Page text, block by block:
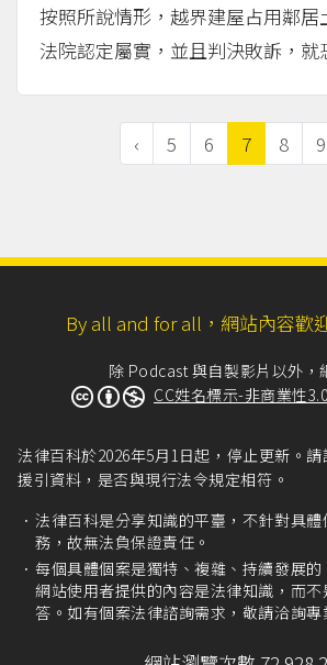
按照所說情形，越界建屋占用鄰居
法院認定屬實，並且判決敗訴，就
量賠償金額多寡而已。（more...）
‹
5 6 7 8 9
By all and for all，網站內容歡
除 Podcast 與自製影片以外，
CC姓名標示-非商業性
法律百科於2026年5月1日起，停止更新。
援引資料，是否與現行法令規定相符。
法律百科是分享知識的平臺，不針對具
務，故無法負保證責任。
每個具體個案是獨特、複雜、持續發展
網站使用者提供的內容是法律知識，而
答。如有個案法律諮詢需求，敬請洽詢專